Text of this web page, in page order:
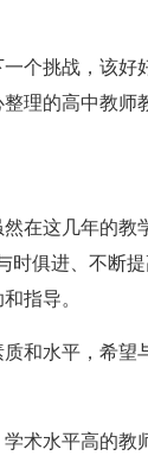
个挑战，该好
理的高中教师
在这几年的教
时俱进、不断
指导。
和水平，希望
术水平高的教